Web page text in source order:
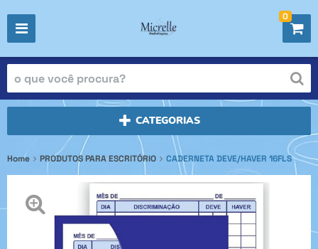
0
CATEGORIAS
Home PRODUTOS PARA ESCRITÓRIO CADERNETA DEVE/HAVER 16FLS